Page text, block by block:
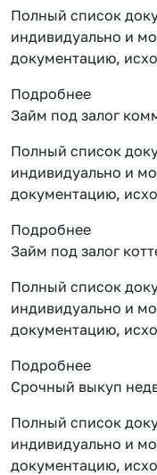
Полный список
индивидуально и
документацию,
Подробнее
Займ под залог
Полный список
индивидуально и
документацию,
Подробнее
Займ под залог
Полный список
индивидуально и
документацию,
Подробнее
Срочный выкуп
Полный список
индивидуально и
документацию,